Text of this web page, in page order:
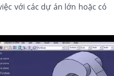
với các dự án lớn hoặc có